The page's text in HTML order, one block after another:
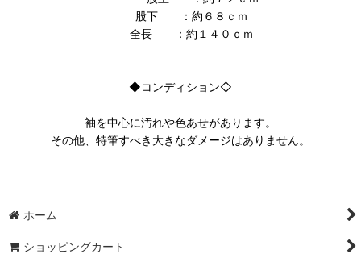
股下 ：約６８ｃｍ
全長 ：約１４０ｃｍ
◆コンディション◇
袖を中心に汚れや色あせがあります。
その他、特筆すべき大きなダメージはありません。
ホーム
ショッピングカート